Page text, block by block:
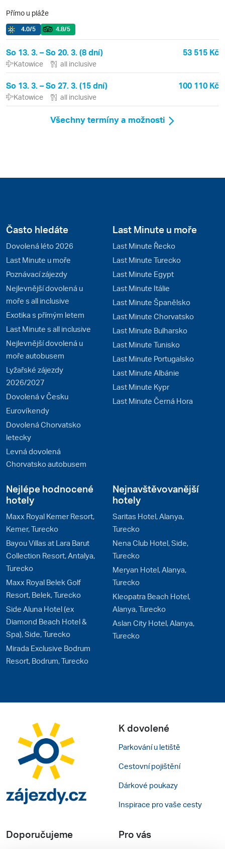
Přímo u pláže
4.0/5 4.8/5
So 13. 3. – So 20. 3. (8 dní) 53 515 Kč
Katowice all inclusive
So 13. 3. – So 27. 3. (15 dní) 100 110 Kč
Katowice all inclusive
Všechny termíny a možnosti
Často hledáte
Dovolená léto 2026
Last Minute u moře
Poznávací zájezdy
Nejlevnější dovolená u
moře s all inclusive
Exotika s přímým letem
Last Minute s all inclusive
Nejlevnější dovolená u
moře autobusem
Lyžařské zájezdy
2026/2027
Dovolená v Česku
Eurovíkendy
Dovolená Chorvatsko
letecky
Levná dovolená
Chorvatsko autobusem
Last Minute u moře
Last Minute Řecko
Last Minute Turecko
Last Minute Egypt
Last Minute Itálie
Last Minute Španělsko
Last Minute Chorvatsko
Last Minute Bulharsko
Last Minute Tunisko
Last Minute Portugalsko
Last Minute Albánie
Last Minute Kypr
Last Minute Černá Hora
Nejlépe hodnocené
hotely
Maxx Royal Kemer Resort,
Kemer, Turecko
Bayou Villas at Lara Barut
Collection Resort, Antalya,
Turecko
Maxx Royal Belek Golf
Resort, Belek, Turecko
Side Aluna Hotel (ex
Diamond Beach Hotel &
Spa), Side, Turecko
Mirada Exclusive Bodrum
Resort, Bodrum, Turecko
Nejnavštěvovanější
hotely
Saritas Hotel, Alanya,
Turecko
Nena Club Hotel, Side,
Turecko
Meryan Hotel, Alanya,
Turecko
Kleopatra Beach Hotel,
Alanya, Turecko
Aslan City Hotel, Alanya,
Turecko
K dovolené
Parkování u letiště
Cestovní pojištění
Dárkové poukazy
Inspirace pro vaše cesty
Doporučujeme Pro vás